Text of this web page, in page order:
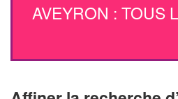
AVEYRON : TOUS